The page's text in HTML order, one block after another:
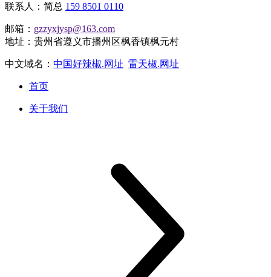
联系人：简总 159 8501 0110
邮箱： gzzyxjysp@163.com
地址：贵州省遵义市播州区枫香镇枫元村
中文域名： 中国好辣椒.网址 雷天椒.网址
首页
关于我们